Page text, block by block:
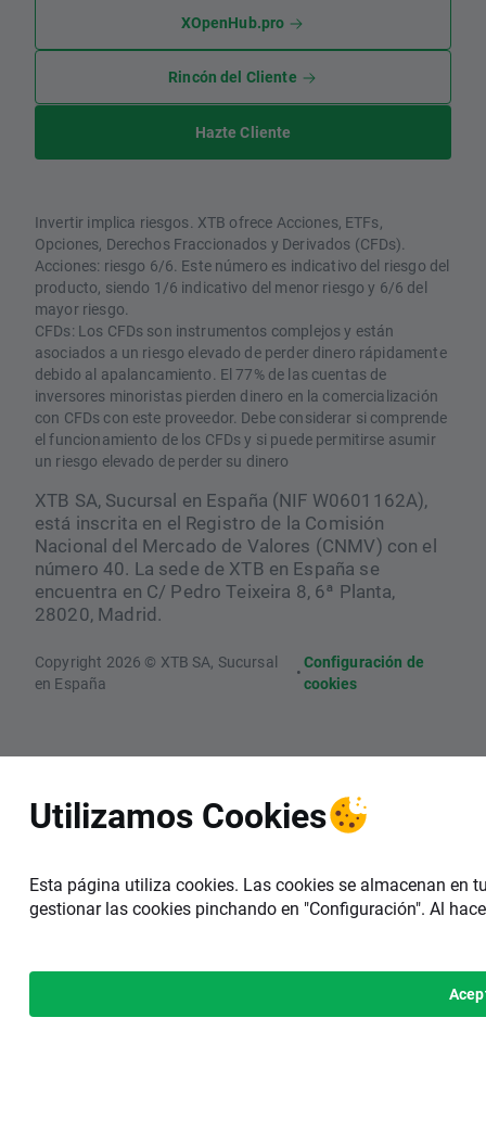
XOpenHub.pro
Rincón del Cliente
Hazte Cliente
Invertir implica riesgos. XTB ofrece Acciones, ETFs,
Opciones, Derechos Fraccionados y Derivados (CFDs).
Acciones: riesgo 6/6. Este número es indicativo del riesgo del
producto, siendo 1/6 indicativo del menor riesgo y 6/6 del
mayor riesgo.
CFDs: Los CFDs son instrumentos complejos y están
asociados a un riesgo elevado de perder dinero rápidamente
debido al apalancamiento. El 77% de las cuentas de
inversores minoristas pierden dinero en la comercialización
con CFDs con este proveedor. Debe considerar si comprende
el funcionamiento de los CFDs y si puede permitirse asumir
un riesgo elevado de perder su dinero
XTB SA, Sucursal en España (NIF W0601162A),
está inscrita en el Registro de la Comisión
Nacional del Mercado de Valores (CNMV) con el
número 40. La sede de XTB en España se
encuentra en C/ Pedro Teixeira 8, 6ª Planta,
28020, Madrid.
Copyright 2026 © XTB SA, Sucursal
en España
•
Configuración de
cookies
Utilizamos Cookies
Esta página utiliza cookies. Las cookies se almacenan en
gestionar las cookies pinchando en "Configuración". Al